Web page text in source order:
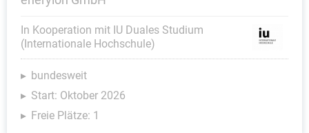
In Kooperation mit IU Duales Studium
(Internationale Hochschule)
bundesweit
Start: Oktober 2026
Freie Plätze: 1